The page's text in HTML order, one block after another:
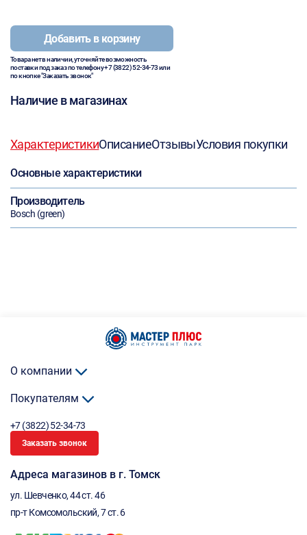
Добавить в корзину
Товара нет в наличии, уточняйте возможность
поставки под заказ по телефону+7 (3822) 52-34-73или
по кнопке "Заказать звонок"
Наличие в магазинах
ХарактеристикиОписаниеОтзывыУсловия покупки
Основные характеристики
Производитель
Bosch (green)
О компании
Покупателям
+7 (3822) 52-34-73
Заказать звонок
Адреса магазинов в г. Томск
ул. Шевченко, 44 ст. 46
пр-т Комсомольский, 7 ст. 6